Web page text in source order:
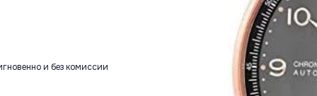
и без комиссии